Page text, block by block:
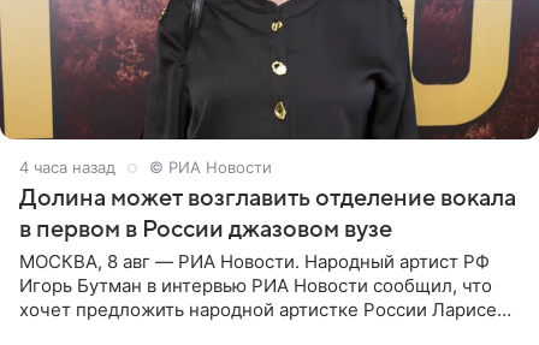
4 часа назад © РИА Новости
Долина может возглавить отделение вокала
в первом в России джазовом вузе
МОСКВА, 8 авг — РИА Новости. Народный артист РФ
Игорь Бутман в интервью РИА Новости сообщил, что
хочет предложить народной артистке России Ларисе